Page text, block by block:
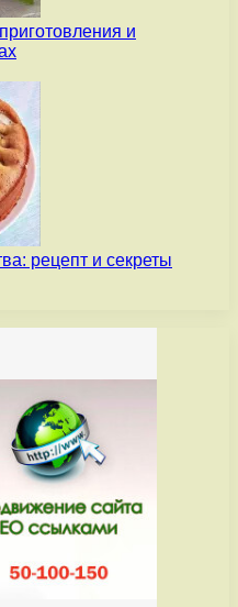
и
рецепт и секреты